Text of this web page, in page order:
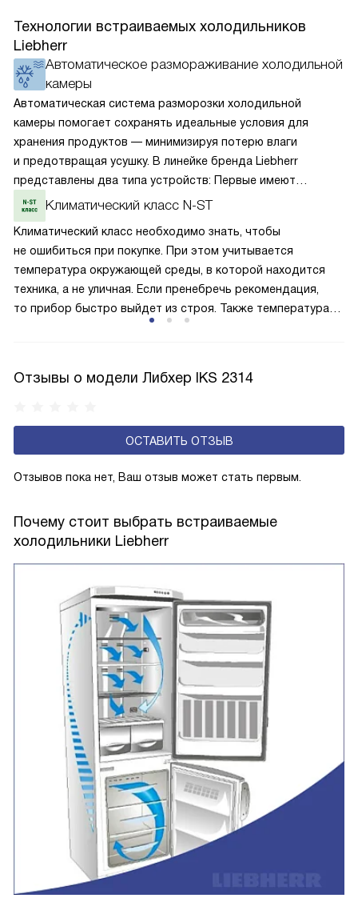
Технологии встраиваемых холодильников
Liebherr
Автоматическое размораживание холодильной
камеры
Автоматическая система разморозки холодильной
камеры помогает сохранять идеальные условия для
хранения продуктов — минимизируя потерю влаги
и предотвращая усушку. В линейке бренда Liebherr
представлены два типа устройств: Первые имеют
открытую заднюю стенку, на которой при высокой
влажности может образовываться конденсат — это
естественный физический процесс. Второй тип — модели
с панелью, выполняющей функцию «сухой стенки». Такие
устройства обеспечивают более комфортную
эксплуатацию и чаще всего оснащены нулевой зоной
свежести BioFresh 0°C. Они встречаются в сериях Plus,
Климатический класс N-ST
Климатический класс необходимо знать, чтобы
не ошибиться при покупке. При этом учитывается
температура окружающей среды, в которой находится
техника, а не уличная. Если пренебречь рекомендация,
то прибор быстро выйдет из строя. Также температура
может варьироваться от +16 до +38 градусов,
Отзывы о модели Либхер IKS 2314
ОСТАВИТЬ ОТЗЫВ
Отзывов пока нет, Ваш отзыв может стать первым.
Почему стоит выбрать встраиваемые
холодильники Liebherr